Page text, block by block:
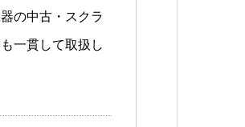
の中古・スクラ
一貫して取扱し